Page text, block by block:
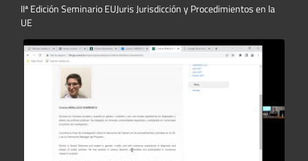
IIª Edición Seminario EUJuris Jurisdicción y Procedimientos en la
UE